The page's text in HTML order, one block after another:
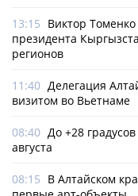
13:15 Виктор
президента
регионов
11:40 Делегация
визитом во Вьетнаме
08:40 До +28
августа
08:15 В Алтайском